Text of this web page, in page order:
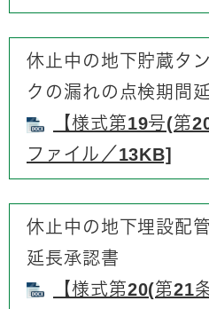
休止中の地下貯蔵タ
クの漏れの点検期間
【様式第19号(第
ファイル／13KB]
休止中の地下埋設配
延長承認書
【様式第20(第21